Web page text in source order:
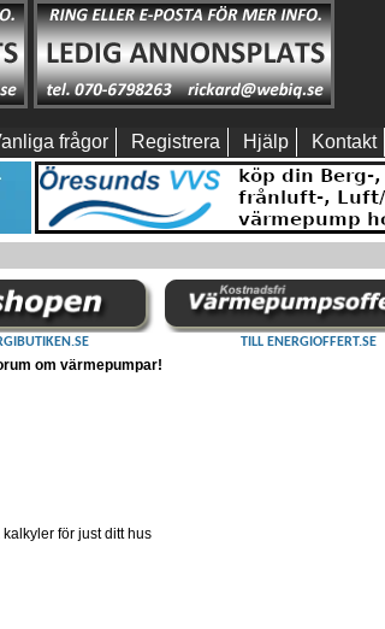
frågor Registrera Hjälp Kontakt
TILL ENERGIOFFERT.SE
om värmepumpar!
för just ditt hus